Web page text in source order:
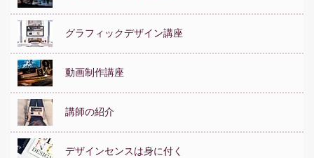
グラフィックデザイン講座
動画制作講座
講師の紹介
デザインセンスは身に付く